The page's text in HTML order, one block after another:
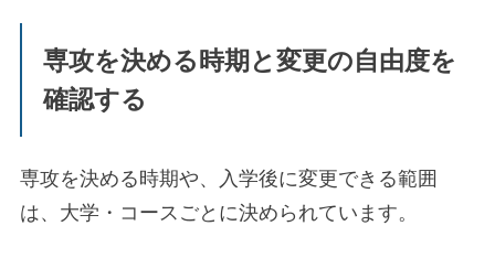
専攻を決める時期と変更の自由度を
確認する
専攻を決める時期や、入学後に変更できる範囲
は、大学・コースごとに決められています。